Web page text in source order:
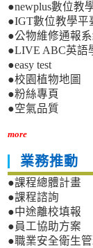
●newplus數位教
●IGT數位教學平
●公物維修通報
●LIVE ABC英語
●easy test
●校園植物地圖
●粉絲專頁
●空氣品質
more
業務推動
●課程總體計畫
●課程諮詢
●中途離校填報
●員工協助方案
●職業安全衛生